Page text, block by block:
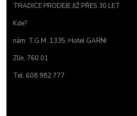
TRADICE PRODEJE JIŽ PŘES 30 LET
Kde?
nám. T.G.M. 1335, Hotel GARNI
Zlín, 760 01
Tel. 608 982 777